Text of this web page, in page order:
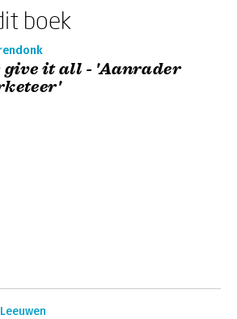
boek
give it all - 'Aanrader